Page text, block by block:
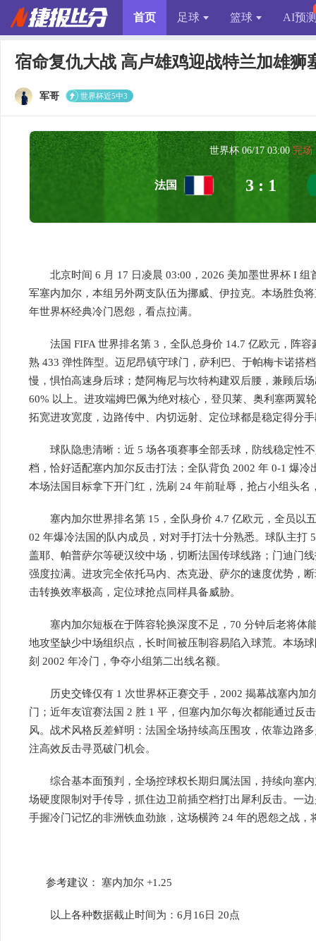
首页 足球 篮球 AI预
宿命复仇大战 高卢雄鸡迎战特兰加雄狮
军哥 世界杯近5中3
世界杯 06/17 03:00 完场
法国 3 : 1
北京时间 6 月 17 日凌晨 03:00，2026 美加墨世界杯 I 组
军塞内加尔，本组另外两支队伍为挪威、伊拉克。本场胜负
年世界杯经典冷门恩怨，看点拉满。
法国 FIFA 世界排名第 3，全队总身价 14.7 亿欧元，阵容
熟 433 弹性阵型。迈尼昂镇守球门，萨利巴、于帕梅卡诺搭
慢，惧怕高速身后球；楚阿梅尼与坎特构建双后腰，兼顾后
60% 以上。进攻端姆巴佩为绝对核心，登贝莱、奥利塞两翼
拓宽进攻宽度，边路传中、内切远射、定位球都是稳定得分
球队隐患清晰：近 5 场各项赛事全部丢球，防线稳定性不
档，恰好适配塞内加尔反击打法；全队背负 2002 年 0-1 爆
本场法国目标拿下开门红，洗刷 24 年前耻辱，抢占小组头
塞内加尔世界排名第 15，全队身价 4.7 亿欧元，全员以
02 年爆冷法国的队内成员，对对手打法十分熟悉。球队主打
盖耶、帕普萨尔等硬汉绞中场，切断法国传球线路；门迪门
强度拉满。进攻完全依托马内、杰克逊、萨尔的速度优势，
击转换效率极高，定位球抢点同样具备威胁。
塞内加尔短板在于阵容轮换深度不足，70 分钟后老将体
地攻坚缺少中场组织点，长时间被压制容易陷入球荒。本场
刻 2002 年冷门，争夺小组第二出线名额。
历史交锋仅有 1 次世界杯正赛交手，2002 揭幕战塞内加
门；近年友谊赛法国 2 胜 1 平，但塞内加尔每次都能通过反
风。战术风格反差鲜明：法国全场持续高压围攻，依靠边路
注高效反击寻觅破门机会。
综合基本面预判，全场控球权长期归属法国，持续向塞内
场硬度限制对手传导，抓住边卫前插空档打出犀利反击。一
手握冷门记忆的非洲铁血劲旅，这场横跨 24 年的恩怨之战
参考建议： 塞内加尔 +1.25
以上各种数据截止时间为：6月16日 20点